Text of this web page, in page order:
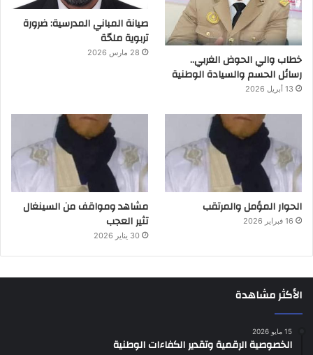
خطاب والي الحوض الغربي..
رسائل الحسم والسيادة الوطنية
13 أبريل 2026
صيانة المباني المدرسية: ضرورة
تربوية ملحّة
28 مارس 2026
الحوار المؤمل والمرتقب
16 فبراير 2026
مشاهد ومواقف من السينغال
تثير العجب
30 يناير 2026
الأكثر مشاهدة
15 مايو 2026
الخصوصية الرقمية وتقدير الكفاءات الوطنية